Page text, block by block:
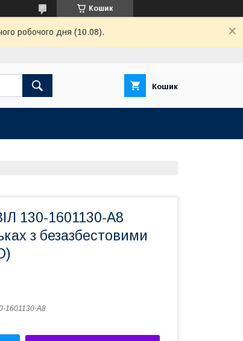
Кошик
робочого дня (10.08).
Кошик
130-1601130-А8
з безазбестовими
1601130-А8